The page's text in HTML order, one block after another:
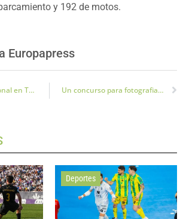
y 192 de motos.
Europapress
El evento internacional en Tecnologías Aeroespaciales tendrá lugar en Baeza Un concurso para fotografiar los mejores Paisajes de Quesada
Deportes